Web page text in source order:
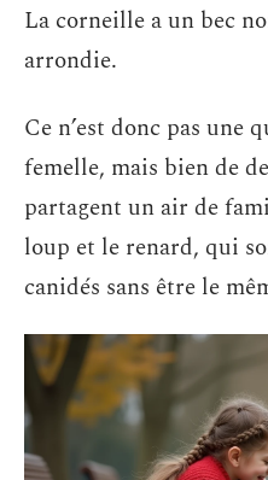
La corneille a un bec
arrondie.
Ce n’est donc pas une
femelle, mais bien de
partagent un air de
loup et le renard, qui
canidés sans être le